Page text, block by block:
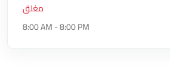
مغلق
8:00 AM - 8:00 PM